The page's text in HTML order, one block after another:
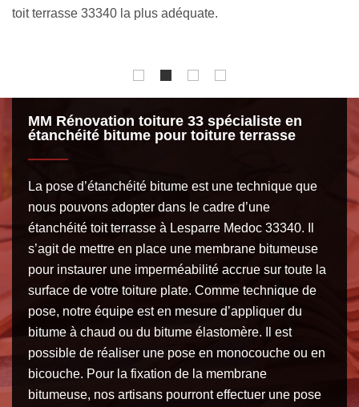
hydrofuge adéquat.
MM Rénovation toiture 33 spécialiste en
étanchéité bitume pour toiture terrasse
La pose d’étanchéité bitume est une technique que
nous pouvons adopter dans le cadre d’une
étanchéité toit terrasse à Lesparre Medoc 33340. Il
s’agit de mettre en place une membrane bitumeuse
pour instaurer une imperméabilité accrue sur toute la
surface de votre toiture plate. Comme technique de
pose, notre équipe est en mesure d’appliquer du
bitume à chaud ou du bitume élastomère. Il est
possible de réaliser une pose en monocouche ou en
bicouche. Pour la fixation de la membrane
bitumeuse, nos artisans pourront effectuer une pose